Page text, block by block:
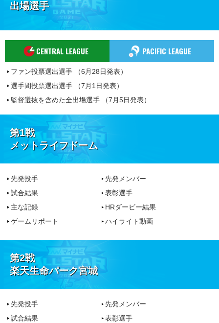
出場選手
CENTRAL LEAGUE PACIFIC LEAGUE
ファン投票選出選手 （6月28日発表）
選手間投票選出選手 （7月1日発表）
監督選抜を含めた全出場選手 （7月5日発表）
第1戦
メットライフドーム
先発投手
先発メンバー
試合結果
表彰選手
主な記録
HRダービー結果
ゲームリポート
ハイライト動画
第2戦
楽天生命パーク宮城
先発投手
先発メンバー
試合結果
表彰選手